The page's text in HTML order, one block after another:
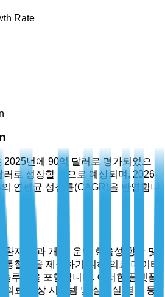
Rate
2025년에 90억 달러로 평가되었으
러로 성장할 것으로 예상되며, 2026-
연평균 성장률(CAGR)을 반영합니
환자 결과 개선, 운영 효율성 향상 및
통찰력을 제공하기 위해 의료 데이터
루션을 포함합니다. 이러한 플랫폼
의료 영상 시스템 및 실험실 결과 등